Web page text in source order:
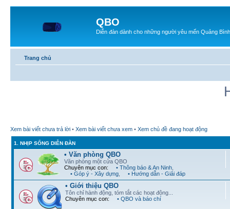
QBO
Diễn đàn dành cho những người yêu mến Quảng Bình
Trang chủ
Xem bài viết chưa trả lời • Xem bài viết chưa xem • Xem chủ đề đang hoạt động
1. NHỊP SỐNG DIỄN ĐÀN
• Văn phòng QBO
Văn phòng một cửa QBO
Chuyên mục con:
• Thông báo & An Ninh
• Góp ý - Xây dựng
• Hướng dẫn - Giải đáp
• Giới thiệu QBO
Tôn chỉ hành động, tóm tắt các hoạt động...
Chuyên mục con:
• QBO và báo chí